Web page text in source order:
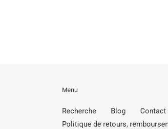
Menu
Recherche Blog Contact
Politique de retours,